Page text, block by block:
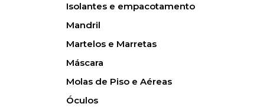
Isolantes e empacotamento
Mandril
Martelos e Marretas
Máscara
Molas de Piso e Aéreas
Óculos